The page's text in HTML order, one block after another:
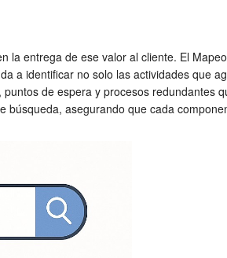
entrega de ese valor al cliente. El
a identificar no solo las actividades que
de espera y procesos redundantes
asegurando que cada